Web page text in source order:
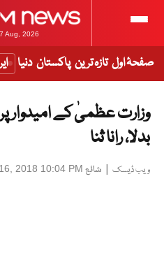
7 Aug, 2026
صفحۂ اول تازہ ترین پاکستان دنیا
وزارت عظمیٰ کے امیدوار
بدلا، رانا ثنا
ویب ڈیسک | شائع 2018 10:04 PM